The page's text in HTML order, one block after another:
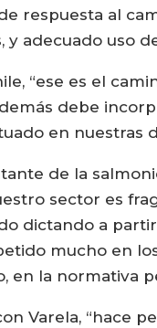
respuesta al
y adecuado uso
“ese es el
debe
en nuestras
de la
sector es
dictando a
mucho en
en la normativa
Varela, “hace